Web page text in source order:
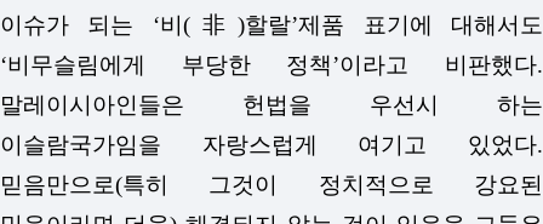
이슈가 되는 ‘비(非)할랄’제품 표기에 대해서도
‘비무슬림에게 부당한 정책’이라고 비판했다.
말레이시아인들은 헌법을 우선시 하는
이슬람국가임을 자랑스럽게 여기고 있었다.
믿음만으로(특히 그것이 정치적으로 강요된